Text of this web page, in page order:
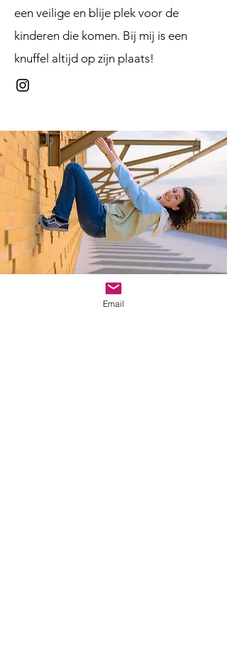
een veilige en blije plek voor de
kinderen die komen. Bij mij is een
knuffel altijd op zijn plaats!
Email